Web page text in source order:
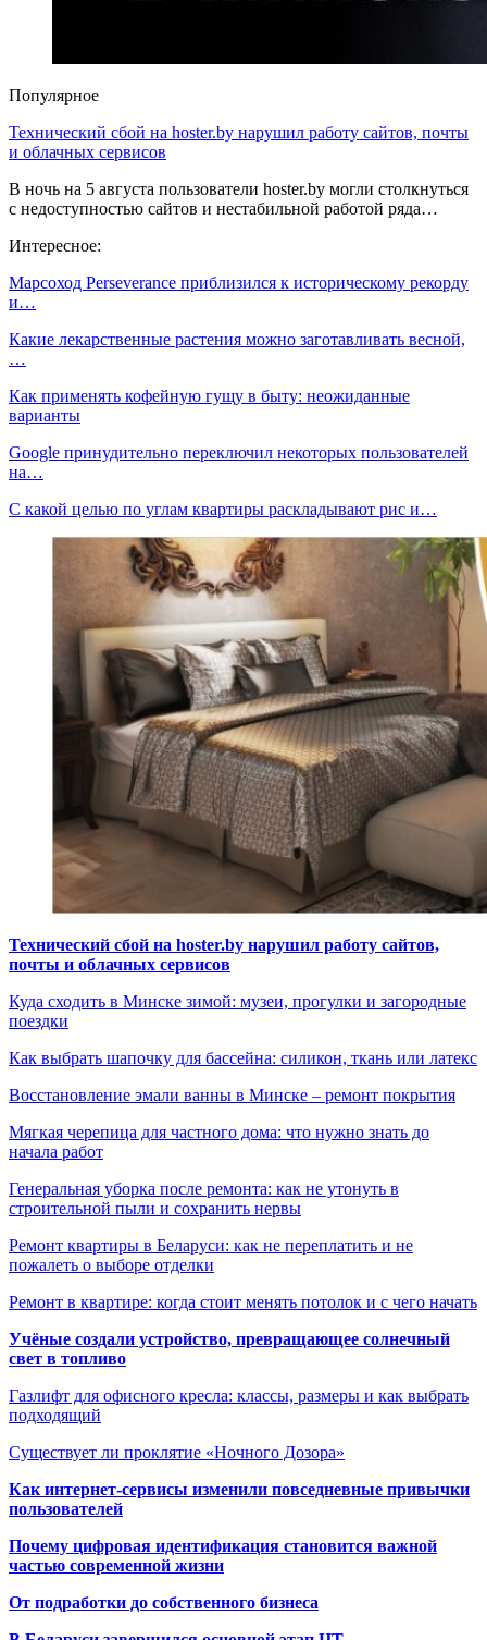
Популярное
Технический сбой на hoster.by нарушил работу сайтов, почты
и облачных сервисов
В ночь на 5 августа пользователи hoster.by могли столкнуться
с недоступностью сайтов и нестабильной работой ряда…
Интересное:
Марсоход Perseverance приблизился к историческому рекорду
и…
Какие лекарственные растения можно заготавливать весной,
…
Как применять кофейную гущу в быту: неожиданные
варианты
Google принудительно переключил некоторых пользователей
на…
С какой целью по углам квартиры раскладывают рис и…
Технический сбой на hoster.by нарушил работу сайтов,
почты и облачных сервисов
Куда сходить в Минске зимой: музеи, прогулки и загородные
поездки
Как выбрать шапочку для бассейна: силикон, ткань или латекс
Восстановление эмали ванны в Минске – ремонт покрытия
Мягкая черепица для частного дома: что нужно знать до
начала работ
Генеральная уборка после ремонта: как не утонуть в
строительной пыли и сохранить нервы
Ремонт квартиры в Беларуси: как не переплатить и не
пожалеть о выборе отделки
Ремонт в квартире: когда стоит менять потолок и с чего начать
Учёные создали устройство, превращающее солнечный
свет в топливо
Газлифт для офисного кресла: классы, размеры и как выбрать
подходящий
Существует ли проклятие «Ночного Дозора»
Как интернет-сервисы изменили повседневные привычки
пользователей
Почему цифровая идентификация становится важной
частью современной жизни
От подработки до собственного бизнеса